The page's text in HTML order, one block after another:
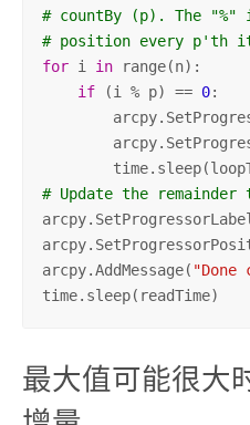
# countBy (p). The
# position every p'th
for i in range(n):
if (i % p) == 0:
# Update the
arcpy.AddMessage( "Done
time.sleep(readTime)
最大值可能很大